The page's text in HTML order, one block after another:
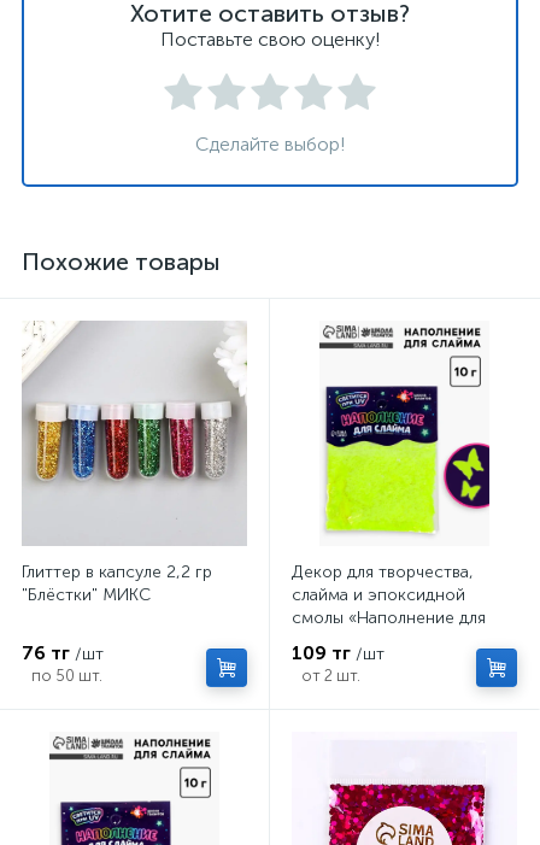
Хотите оставить отзыв?
Поставьте свою оценку!
Сделайте выбор!
Похожие товары
Глиттер в капсуле 2,2 гр
"Блёстки" МИКС
76 тг /шт
по 50 шт.
Декор для творчества,
слайма и эпоксидной
смолы «Наполнение для
бабочки», 10 г
109 тг /шт
от 2 шт.